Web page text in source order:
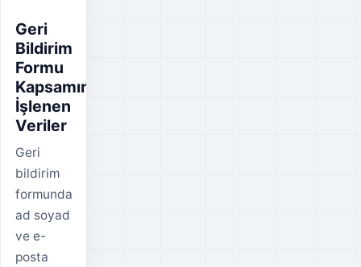
Geri
Bildirim
Formu
Kapsamında
İşlenen
Veriler
Geri
bildirim
formunda
ad soyad
ve e-
posta